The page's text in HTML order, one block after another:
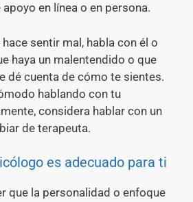
en línea o en persona.
sentir mal, habla con él o
haya un malentendido o que
dé cuenta de cómo te sientes.
hablando con tu
considera hablar con un
de terapeuta.
es adecuado para ti
que la personalidad o enfoque